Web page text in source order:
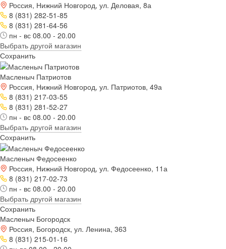
Россия, Нижний Новгород, ул. Деловая, 8а
8 (831) 282-51-85
8 (831) 281-64-56
пн - вс 08.00 - 20.00
Выбрать другой магазин
Сохранить
Масленыч Патриотов
Россия, Нижний Новгород, ул. Патриотов, 49а
8 (831) 217-03-55
8 (831) 281-52-27
пн - вс 08.00 - 20.00
Выбрать другой магазин
Сохранить
Масленыч Федосеенко
Россия, Нижний Новгород, ул. Федосеенко, 11а
8 (831) 217-02-73
пн - вс 08.00 - 20.00
Выбрать другой магазин
Сохранить
Масленыч Богородск
Россия, Богородск, ул. Ленина, 363
8 (831) 215-01-16